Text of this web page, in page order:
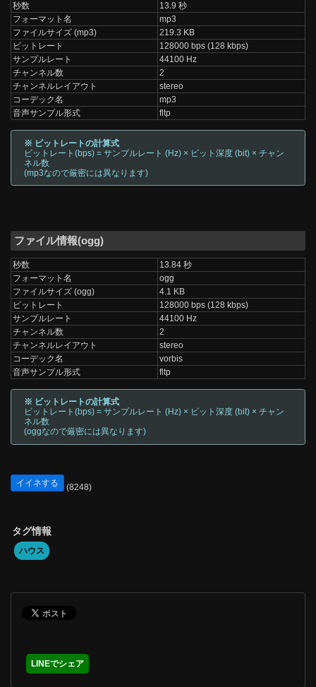
秒数
13.9 秒
フォーマット名
mp3
ファイルサイズ (mp3)
219.3 KB
ビットレート
128000 bps (128 kbps)
サンプルレート
44100 Hz
チャンネル数
2
チャンネルレイアウト
stereo
コーデック名
mp3
音声サンプル形式
fltp
※ ビットレートの計算式
ビットレート(bps) = サンプルレート (Hz) × ビット深度 (bit) × チャン
ネル数
(mp3なので厳密には異なります)
ファイル情報(ogg)
秒数
13.84 秒
フォーマット名
ogg
ファイルサイズ (ogg)
4.1 KB
ビットレート
128000 bps (128 kbps)
サンプルレート
44100 Hz
チャンネル数
2
チャンネルレイアウト
stereo
コーデック名
vorbis
音声サンプル形式
fltp
※ ビットレートの計算式
ビットレート(bps) = サンプルレート (Hz) × ビット深度 (bit) × チャン
ネル数
(oggなので厳密には異なります)
イイネする (8248)
タグ情報
ハウス
LINEでシェア